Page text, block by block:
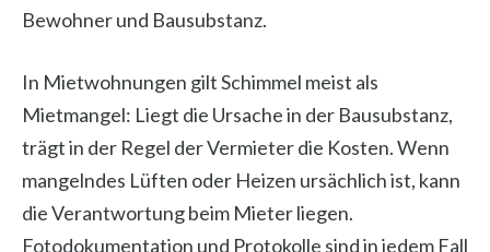
Bewohner und Bausubstanz.
In Mietwohnungen gilt Schimmel meist als
Mietmangel: Liegt die Ursache in der Bausubstanz,
trägt in der Regel der Vermieter die Kosten. Wenn
mangelndes Lüften oder Heizen ursächlich ist, kann
die Verantwortung beim Mieter liegen.
Fotodokumentation und Protokolle sind in jedem Fall